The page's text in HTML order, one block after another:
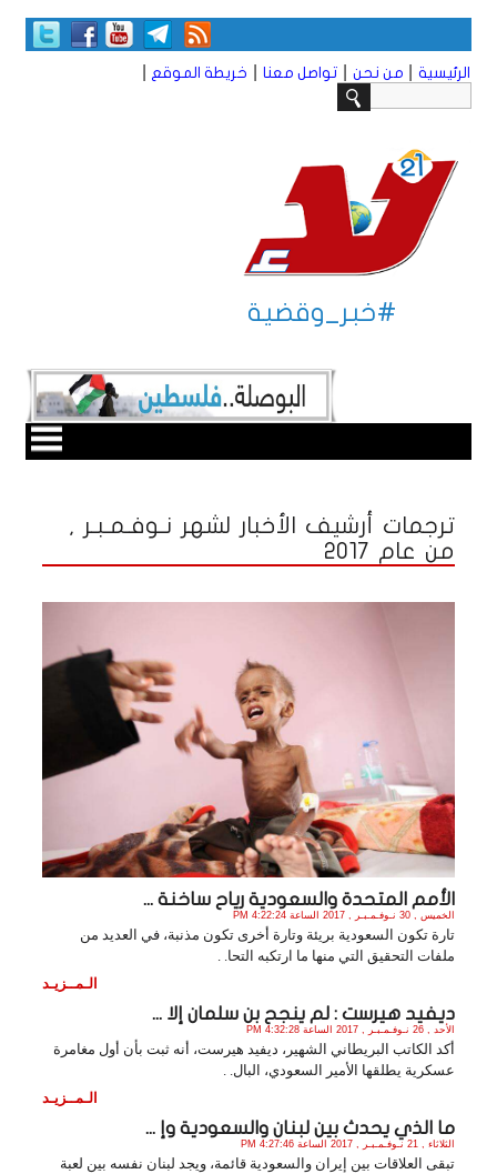
الرئيسية من نحن تواصل معنا خريطة الموقع
#خبر_وقضية
ترجمات أرشيف الأخبار لشهر نـوفـمـبـر ,
من عام 2017
الأمم المتحدة والسعودية رياح ساخنة ...
الخميس , 30 نـوفـمـبـر , 2017 الساعة 4:22:24 PM
تارة تكون السعودية بريئة وتارة أخرى تكون مذنبة، في العديد من
ملفات التحقيق التي منها ما ارتكبه التحا. .
الـمــزيـد
ديفيد هيرست : لم ينجح بن سلمان إلا ...
الأحد , 26 نـوفـمـبـر , 2017 الساعة 4:32:28 PM
أكد الكاتب البريطاني الشهير، ديفيد هيرست، أنه ثبت بأن أول مغامرة
عسكرية يطلقها الأمير السعودي، البال. .
الـمــزيـد
ما الذي يحدث بين لبنان والسعودية وإ ...
الثلاثاء , 21 نـوفـمـبـر , 2017 الساعة 4:27:46 PM
تبقى العلاقات بين إيران والسعودية قائمة، ويجد لبنان نفسه بين لعبة